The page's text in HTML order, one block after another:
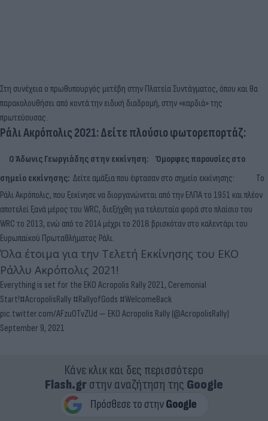
Στη συνέχεια ο πρωθυπουργός μετέβη στην Πλατεία Συντάγματος, όπου και θα
παρακολουθήσει από κοντά την ειδική διαδρομή, στην «καρδιά» της
πρωτεύουσας.
Ράλι Ακρόπολις 2021: Δείτε πλούσιο φωτορεπορτάζ:
Ο Άδωνις Γεωργιάδης στην εκκίνηση:
Όμορφες παρουσίες στο
σημείο εκκίνησης: Δείτε αμάξια που έφτασαν στο σημείο εκκίνησης:
Το
Ράλι Ακρόπολις, που ξεκίνησε να διοργανώνεται από την ΕΛΠΑ το 1951 και πλέον
αποτελεί ξανά μέρος του WRC, διεξήχθη για τελευταία φορά στο πλαίσιο του
WRC το 2013, ενώ από το 2014 μέχρι το 2018 βρισκόταν στο καλεντάρι του
Ευρωπαϊκού Πρωταθλήματος Ράλι.
Όλα έτοιμα για την Τελετή Εκκίνησης του ΕΚΟ
Ράλλυ Ακρόπολις 2021!
Everything is set for the EKO Acropolis Rally 2021, Ceremonial
Start!#AcropolisRally #RallyofGods #WelcomeBack
pic.twitter.com/AFzuOTvZUd — EKO Acropolis Rally (@AcropolisRally)
September 9, 2021
Κάνε κλικ και δες περισσότερο
Flash.grστην αναζήτηση της Google